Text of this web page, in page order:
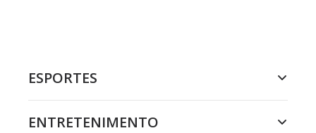
ESPORTES
ENTRETENIMENTO